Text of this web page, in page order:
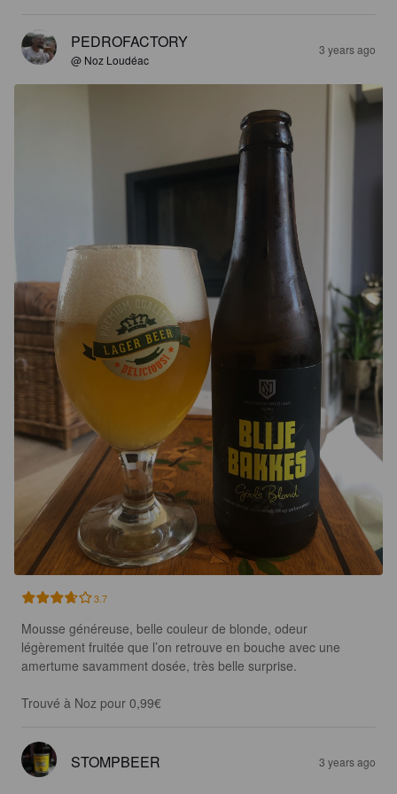
PEDROFACTORY
@ Noz Loudéac
3 years ago
3.7
Mousse généreuse, belle couleur de blonde, odeur
légèrement fruitée que l’on retrouve en bouche avec une
amertume savamment dosée, très belle surprise.
Trouvé à Noz pour 0,99€
STOMPBEER 3 years ago